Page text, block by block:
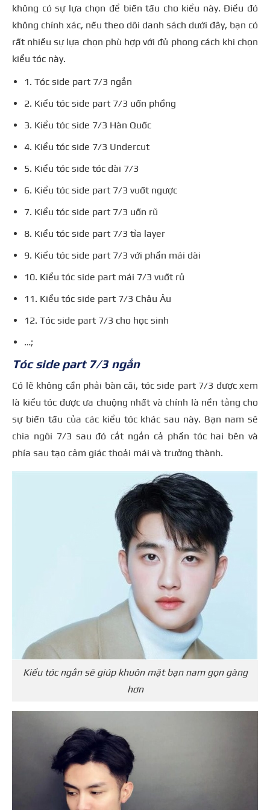
không có sự lựa chọn để biến tấu cho kiểu này. Điều đó
không chính xác, nếu theo dõi danh sách dưới đây, bạn có
rất nhiều sự lựa chọn phù hợp với đủ phong cách khi chọn
kiểu tóc này.
1. Tóc side part 7/3 ngắn
2. Kiểu tóc side part 7/3 uốn phồng
3. Kiểu tóc side 7/3 Hàn Quốc
4. Kiểu tóc side 7/3 Undercut
5. Kiểu tóc side tóc dài 7/3
6. Kiểu tóc side part 7/3 vuốt ngược
7. Kiểu tóc side part 7/3 uốn rũ
8. Kiểu tóc side part 7/3 tỉa layer
9. Kiểu tóc side part 7/3 với phần mái dài
10. Kiểu tóc side part mái 7/3 vuốt rủ
11. Kiểu tóc side part 7/3 Châu Âu
12. Tóc side part 7/3 cho học sinh
…;
Tóc side part 7/3 ngắn
Có lẽ không cần phải bàn cãi, tóc side part 7/3 được xem
là kiểu tóc được ưa chuộng nhất và chính là nền tảng cho
sự biến tấu của các kiểu tóc khác sau này. Bạn nam sẽ
chia ngôi 7/3 sau đó cắt ngắn cả phần tóc hai bên và
phía sau tạo cảm giác thoải mái và trưởng thành.
Kiểu tóc ngắn sẽ giúp khuôn mặt bạn nam gọn gàng
hơn